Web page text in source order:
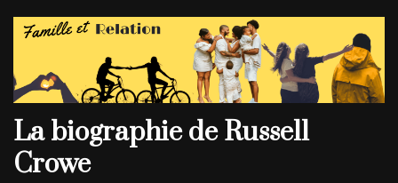
La biographie de Russell
Crowe